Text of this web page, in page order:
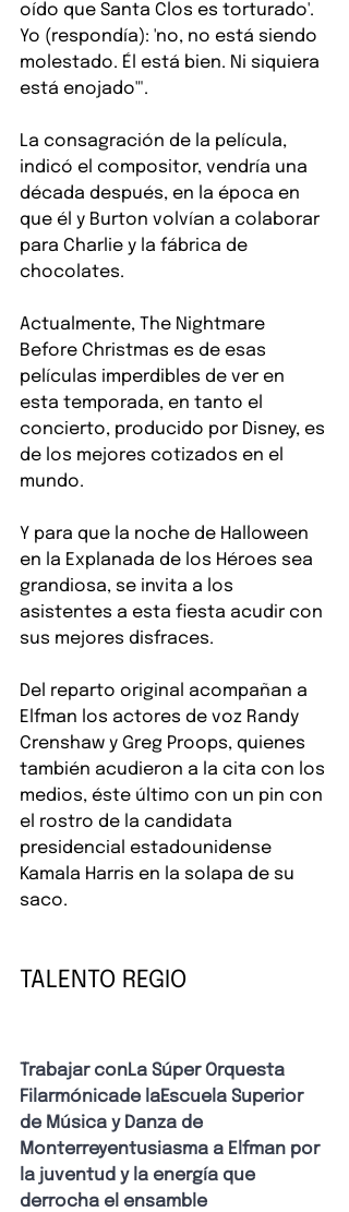
oído que Santa Clos es torturado'.
Yo (respondía): 'no, no está siendo
molestado. Él está bien. Ni siquiera
está enojado'".
La consagración de la película,
indicó el compositor, vendría una
década después, en la época en
que él y Burton volvían a colaborar
para Charlie y la fábrica de
chocolates.
Actualmente, The Nightmare
Before Christmas es de esas
películas imperdibles de ver en
esta temporada, en tanto el
concierto, producido por Disney, es
de los mejores cotizados en el
mundo.
Y para que la noche de Halloween
en la Explanada de los Héroes sea
grandiosa, se invita a los
asistentes a esta fiesta acudir con
sus mejores disfraces.
Del reparto original acompañan a
Elfman los actores de voz Randy
Crenshaw y Greg Proops, quienes
también acudieron a la cita con los
medios, éste último con un pin con
el rostro de la candidata
presidencial estadounidense
Kamala Harris en la solapa de su
saco.
TALENTO REGIO
Trabajar conLa Súper Orquesta
Filarmónicade laEscuela Superior
de Música y Danza de
Monterreyentusiasma a Elfman por
la juventud y la energía que
derrocha el ensamble